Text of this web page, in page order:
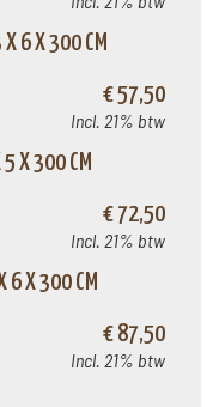
6 X 300 CM
€ 57,50
Incl. 21% btw
5 X 300 CM
€ 72,50
Incl. 21% btw
6 X 300 CM
€ 87,50
Incl. 21% btw